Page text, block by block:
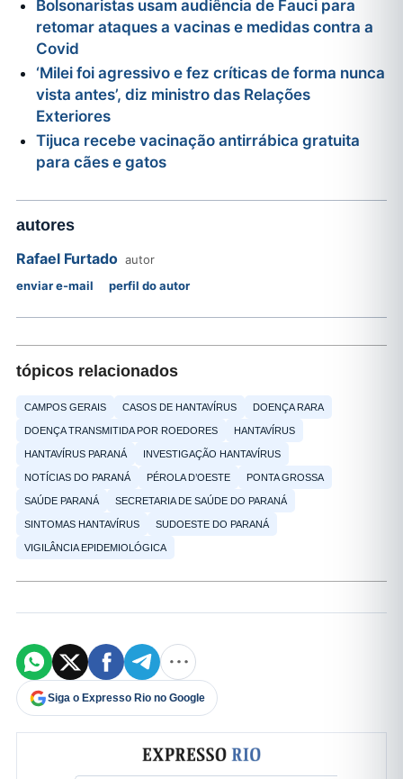
Bolsonaristas usam audiência de Fauci para
retomar ataques a vacinas e medidas contra a
Covid
‘Milei foi agressivo e fez críticas de forma nunca
vista antes’, diz ministro das Relações
Exteriores
Tijuca recebe vacinação antirrábica gratuita
para cães e gatos
autores
Rafael Furtado autor
enviar e-mail
perfil do autor
tópicos relacionados
CAMPOS GERAIS CASOS DE HANTAVÍRUS DOENÇA RARA
DOENÇA TRANSMITIDA POR ROEDORES HANTAVÍRUS
HANTAVÍRUS PARANÁ INVESTIGAÇÃO HANTAVÍRUS
NOTÍCIAS DO PARANÁ PÉROLA D’OESTE PONTA GROSSA
SAÚDE PARANÁ SECRETARIA DE SAÚDE DO PARANÁ
SINTOMAS HANTAVÍRUS SUDOESTE DO PARANÁ
VIGILÂNCIA EPIDEMIOLÓGICA
Siga o Expresso Rio no Google
Formulário de cadastro